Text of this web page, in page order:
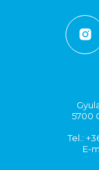
5700
Tel.:
E-